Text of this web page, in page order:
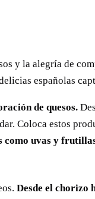
y la alegría de
españolas
de quesos.
Coloca estos
como uvas y
Desde el chorizo